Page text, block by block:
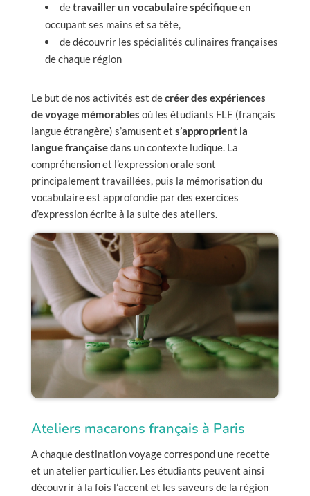
detravailler un vocabulaire spécifiqueen
occupant ses mains et sa tête,
de découvrir les spécialités culinaires françaises
de chaque région
Le but de nos activités est decréer des expériences
de voyage mémorables où les étudiants FLE (français
langue étrangère) s’amusent et s’approprient la
langue françaisedans un contexte ludique. La
compréhension et l’expression orale sont
principalement travaillées, puis la mémorisation du
vocabulaire est approfondie par des exercices
d’expression écrite à la suite des ateliers.
Ateliers macarons français à Paris
A chaque destination voyage correspond une recette
et un atelier particulier. Les étudiants peuvent ainsi
découvrir à la fois l’accent et les saveurs de la région